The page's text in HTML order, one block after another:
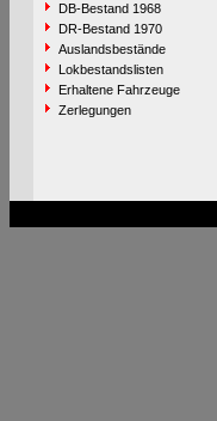
DB-Bestand 1968
DR-Bestand 1970
Auslandsbestände
Lokbestandslisten
Erhaltene Fahrzeuge
Zerlegungen